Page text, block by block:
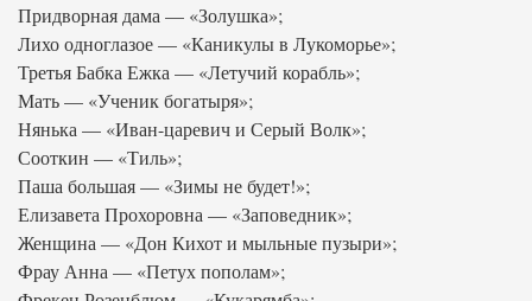
Придворная дама — «Золушка»;
Лихо одноглазое — «Каникулы в Лукоморье»;
Третья Бабка Ежка — «Летучий корабль»;
Мать — «Ученик богатыря»;
Нянька — «Иван-царевич и Серый Волк»;
Сооткин — «Тиль»;
Паша большая — «Зимы не будет!»;
Елизавета Прохоровна — «Заповедник»;
Женщина — «Дон Кихот и мыльные пузыри»;
Фрау Анна — «Петух пополам»;